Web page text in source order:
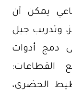
يمكن أن
وتدريب جيل
دمج أدوات
القطاعات:
الحضري،